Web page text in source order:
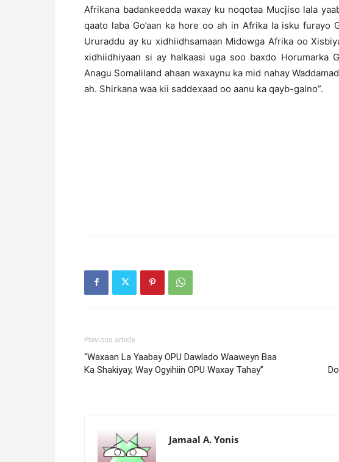
Afrikana badankeedda waxay ku noqotaa Mucjiso lala
qaato laba Go’aan ka hore oo ah in Afrika la isku furayo
Ururaddu ay ku xidhiidhsamaan Midowga Afrika oo
xidhiidhiyaan si ay halkaasi uga soo baxdo Horumarka
Anagu Somaliland ahaan waxaynu ka mid nahay
ah. Shirkana waa kii saddexaad oo aanu ka qayb-galno”.
Previous article
“Waxaan La Yaabay OPU Dawlado Waaweyn Baa
Ka Shakiyay, Way Ogyihiin OPU Waxay Tahay”
Jamaal A. Yonis